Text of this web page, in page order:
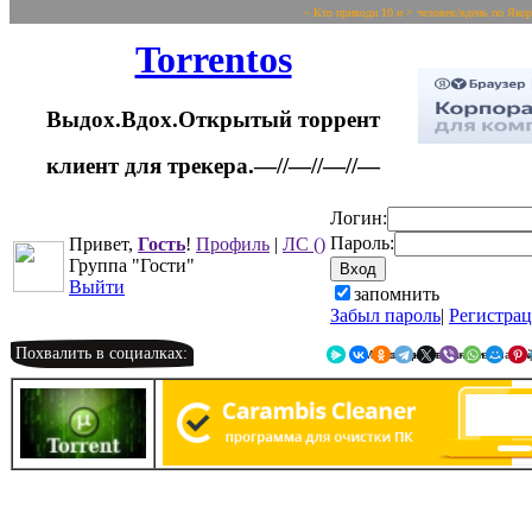
~ Кто приводи 10 и > человек/вдень по
Torrentos
Выдох.Вдох.Открытый торрент
клиент для трекера.—//—//—//—
Привет, Гость! Профиль | ЛС ()
Группа "Гости"
Выйти
Логин:
Пароль:
запомнить
Забыл пароль|
Похвалить в социалках: Я.Мессенджер